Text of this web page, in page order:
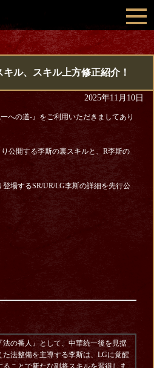
ル、スキル上方修正紹介！
2025年11月10日
への道-』をご利用いただきましてあり
公開する李斯の裏スキルと、R李斯の
登場するSR/UR/LG李斯の詳細を先行公
『法の番人』として、中華統一後を見据
た法整備を主導する李斯は、LGに覚醒
ることで新たな副将スキルを習得しま